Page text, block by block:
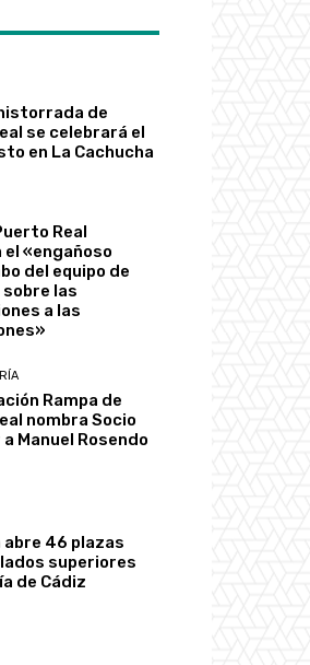
de
se celebrará el
en La Cachucha
Real
el «engañoso
del equipo de
las
a las
Rampa de
nombra Socio
Manuel Rosendo
abre 46 plazas
superiores
de Cádiz